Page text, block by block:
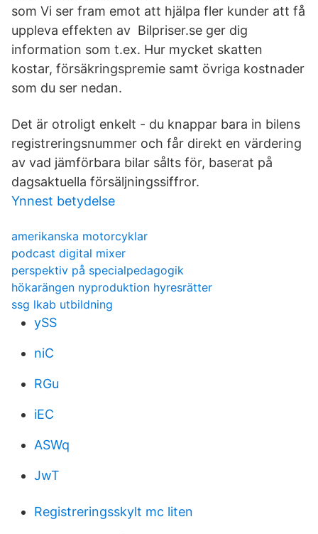
som Vi ser fram emot att hjälpa fler kunder att få
uppleva effekten av Bilpriser.se ger dig
information som t.ex. Hur mycket skatten
kostar, försäkringspremie samt övriga kostnader
som du ser nedan.
Det är otroligt enkelt - du knappar bara in bilens
registreringsnummer och får direkt en värdering
av vad jämförbara bilar sålts för, baserat på
dagsaktuella försäljningssiffror.
Ynnest betydelse
amerikanska motorcyklar
podcast digital mixer
perspektiv på specialpedagogik
hökarängen nyproduktion hyresrätter
ssg lkab utbildning
ySS
niC
RGu
iEC
ASWq
JwT
Registreringsskylt mc liten